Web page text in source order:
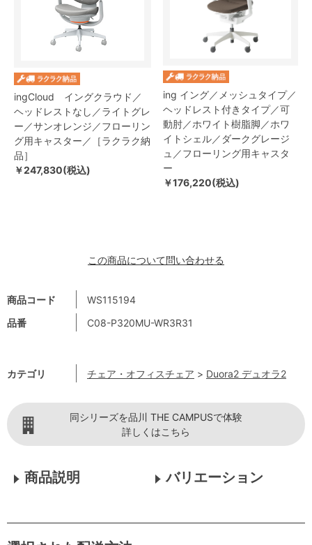
商品コード
WS115194
品番
C08-P320MU-WR3R31
カテゴリ チェア・オフィスチェア > Duora2 デュオラ2
ingCloud イングクラウド／
ヘッドレストなし／ライトグレ
ー／サンオレンジ／フローリン
グ用キャスター／［ラクラク納
品］
￥247,830(税込)
ing イング／メッシュタイプ／
ヘッドレスト付きタイプ／可
動肘／ホワイト樹脂脚／ホワ
イトシェル／ダークグレージ
ュ／フローリング用キャスタ
ー
￥176,220(税込)
この商品について問い合わせる
同シリーズを品川 THE CAMPUSで体験
詳しくはこちら
商品説明 バリエーション